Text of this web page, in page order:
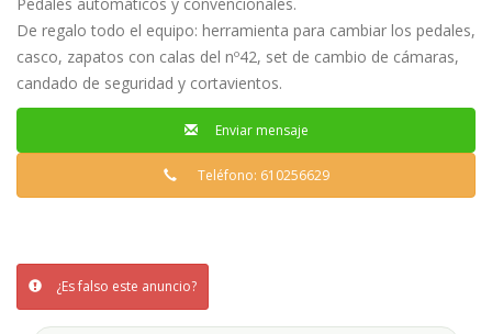
De regalo todo el equipo: herramienta para cambiar los pedales,
casco, zapatos con calas del nº42, set de cambio de cámaras,
candado de seguridad y cortavientos.
Enviar mensaje
Teléfono: 610256629
¿Es falso este anuncio?